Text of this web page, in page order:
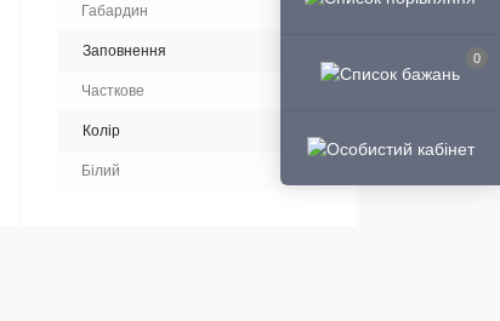
0
Габардин
Заповнення
Часткове
Колір
Білий